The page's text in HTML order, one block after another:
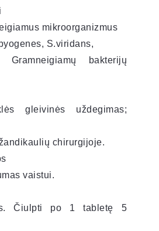
mikroorganizmus
S.viridans,
Gramneigiamų bakterijų
gleivinės uždegimas;
chirurgijoje.
vaistui.
Čiulpti po 1 tabletę 5